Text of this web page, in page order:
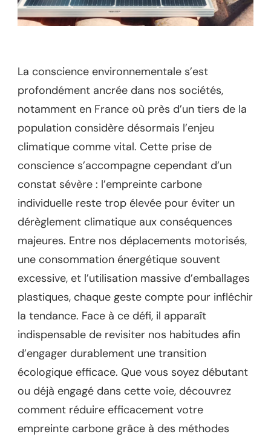
La conscience environnementale s’est
profondément ancrée dans nos sociétés,
notamment en France où près d’un tiers de la
population considère désormais l’enjeu
climatique comme vital. Cette prise de
conscience s’accompagne cependant d’un
constat sévère : l’empreinte carbone
individuelle reste trop élevée pour éviter un
dérèglement climatique aux conséquences
majeures. Entre nos déplacements motorisés,
une consommation énergétique souvent
excessive, et l’utilisation massive d’emballages
plastiques, chaque geste compte pour infléchir
la tendance. Face à ce défi, il apparaît
indispensable de revisiter nos habitudes afin
d’engager durablement une transition
écologique efficace. Que vous soyez débutant
ou déjà engagé dans cette voie, découvrez
comment réduire efficacement votre
empreinte carbone grâce à des méthodes